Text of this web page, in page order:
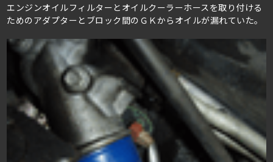
エンジンオイルフィルターとオイルクーラーホースを取り付ける
ためのアダプターとブロック間のＧＫからオイルが漏れていた。